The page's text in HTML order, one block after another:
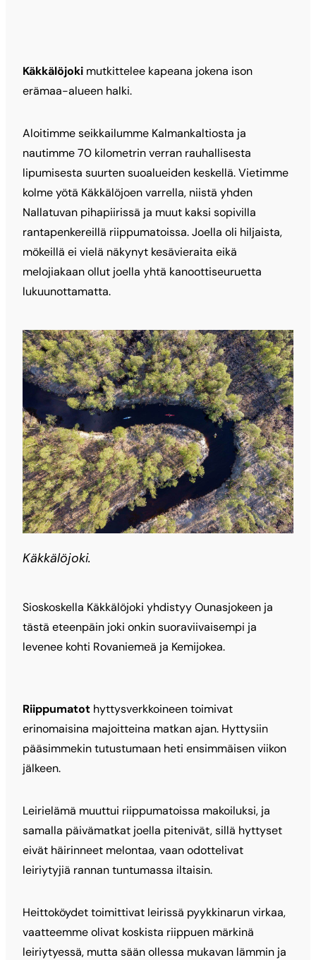
Käkkälöjoki mutkittelee kapeana jokena ison
erämaa-alueen halki.
Aloitimme seikkailumme Kalmankaltiosta ja
nautimme 70 kilometrin verran rauhallisesta
lipumisesta suurten suoalueiden keskellä. Vietimme
kolme yötä Käkkälöjoen varrella, niistä yhden
Nallatuvan pihapiirissä ja muut kaksi sopivilla
rantapenkereillä riippumatoissa. Joella oli hiljaista,
mökeillä ei vielä näkynyt kesävieraita eikä
melojiakaan ollut joella yhtä kanoottiseuruetta
lukuunottamatta.
Käkkälöjoki.
Sioskoskella Käkkälöjoki yhdistyy Ounasjokeen ja
tästä eteenpäin joki onkin suoraviivaisempi ja
levenee kohti Rovaniemeä ja Kemijokea.
Riippumatot hyttysverkkoineen toimivat
erinomaisina majoitteina matkan ajan. Hyttysiin
pääsimmekin tutustumaan heti ensimmäisen viikon
jälkeen.
Leirielämä muuttui riippumatoissa makoiluksi, ja
samalla päivämatkat joella pitenivät, sillä hyttyset
eivät häirinneet melontaa, vaan odottelivat
leiriytyjiä rannan tuntumassa iltaisin.
Heittoköydet toimittivat leirissä pyykkinarun virkaa,
vaatteemme olivat koskista riippuen märkinä
leiriytyessä, mutta sään ollessa mukavan lämmin ja